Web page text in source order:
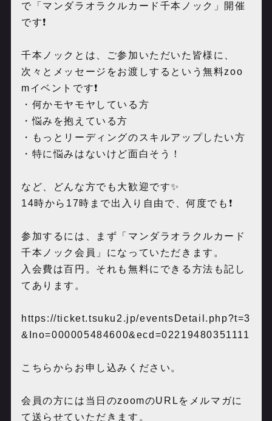
で「マンダラオラクルカード千本ノック」開催
です❗️
千本ノックとは、ご参加いただいた皆様に、
次々とメッセージをお渡しするという無料zoo
mイベントです❗️
・何かモヤモヤしている方
・悩みを抱えている方
・もっとリーディングのスキルアップしたい方
・特に悩みはないけど面白そう！
など、どんな方でも大歓迎です✨
14時から17時まで出入り自由で、何度でも❗️
参加するには、まず「マンダラオラクルカード
千本ノック会員」になっていただきます。
入会費は百円。それも無料にできる方法も記し
てあります。
https://ticket.tsuku2.jp/eventsDetail.php?t=3
&Ino=000005484600&ecd=02219480351111
こちらからお申し込みください。
会員の方には当日のzoomのURLをメルマガに
て送らせていただきます。